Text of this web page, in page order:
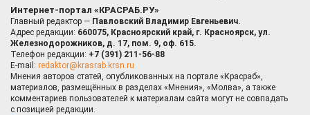
Интернет-портал «КРАСРАБ.РУ»
Главный редактор — Павловский Владимир Евгеньевич.
Адрес редакции: 660075, Красноярский край, г. Красноярск, ул.
Железнодорожников, д. 17, пом. 9, оф. 615.
Телефон редакции: +7 (391) 211-56-88
E-mail: redaktor@krasrab.krsn.ru
Мнения авторов статей, опубликованных на портале «Красраб»,
материалов, размещённых в разделах «Мнения», «Молва», а также
комментариев пользователей к материалам сайта могут не совпадать
с позицией редакции.